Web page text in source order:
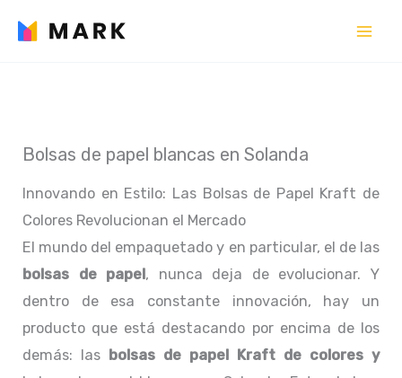
Bolsas de papel blancas en Solanda
Innovando en Estilo: Las Bolsas de Papel Kraft de
Colores Revolucionan el Mercado
El mundo del empaquetado y en particular, el de las
bolsas de papel, nunca deja de evolucionar. Y
dentro de esa constante innovación, hay un
producto que está destacando por encima de los
demás: las bolsas de papel Kraft de colores y